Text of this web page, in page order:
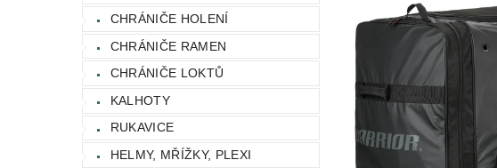
CHRÁNIČE HOLENÍ
CHRÁNIČE RAMEN
CHRÁNIČE LOKTŮ
KALHOTY
RUKAVICE
HELMY, MŘÍŽKY, PLEXI